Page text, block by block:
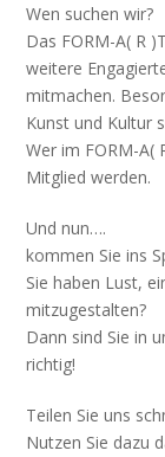
Wen suchen wir?
Das FORM-A( R
weitere
mitmachen.
Kunst und Kultur
Wer im FORM-A(
Mitglied werden.
Und nun….
kommen Sie ins
Sie haben Lust,
mitzugestalten?
Dann sind Sie in
richtig!
Teilen Sie uns
Nutzen Sie dazu